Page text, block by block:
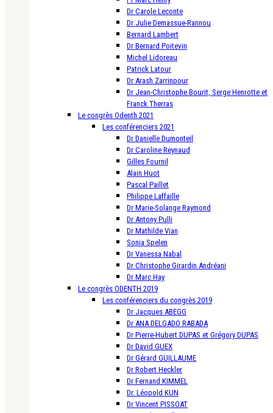
Dr Carole Leconte
Dr Julie Demassue-Rannou
Bernard Lambert
Dr Bernard Poitevin
Michel Lidoreau
Patrick Latour
Dr Arash Zarrinpour
Dr Jean-Christophe Bourit, Serge Henrotte et
Franck Therras
Le congrès Odenth 2021
Les conférenciers 2021
Dr Danielle Dumonteil
Dr Caroline Reynaud
Gilles Fournil
Alain Huot
Pascal Paillet
Philippe Laffaille
Dr Marie-Solange Raymond
Dr Antony Pulli
Dr Mathilde Vian
Sonia Spelen
Dr Vanessa Nabal
Dr Christophe Girardin Andréani
Dr Marc Hay
Le congrès ODENTH 2019
Les conférenciers du congrès 2019
Dr Jacques ABEGG
Dr ANA DELGADO RABADA
Dr Pierre-Hubert DUPAS et Grégory DUPAS
Dr David GUEX
Dr Gérard GUILLAUME
Dr Robert Heckler
Dr Fernand KIMMEL
Dr. Léopold KUN
Dr Vincent PISSOAT